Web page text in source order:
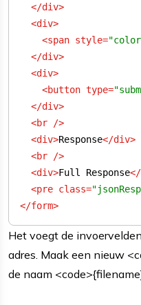
</div>
<div>
<span style=
</div>
<div>
<button type=
</div>
<br />
<div>Response</div>
<br />
<div>Full Response</
<pre class=
</form>
Het voegt de
adres. Maak een nieuw
de naam